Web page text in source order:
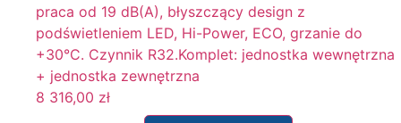
praca od 19 dB(A), błyszczący design z
podświetleniem LED, Hi-Power, ECO, grzanie do
+30°C. Czynnik R32.Komplet: jednostka wewnętrzna
+ jednostka zewnętrzna
8 316,00 zł